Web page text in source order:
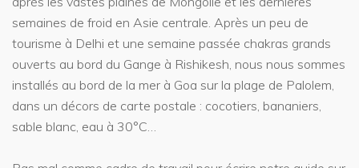
semaines de froid en Asie centrale. Après un peu de
tourisme à Delhi et une semaine passée chakras grands
ouverts au bord du Gange à Rishikesh, nous nous sommes
installés au bord de la mer à Goa sur la plage de Palolem,
dans un décors de carte postale : cocotiers, bananiers,
sable blanc, eau à 30°C…